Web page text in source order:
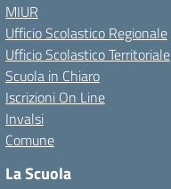
MIUR
Ufficio Scolastico Regionale
Ufficio Scolastico Territoriale
Scuola in Chiaro
Iscrizioni On Line
Invalsi
Comune
La Scuola